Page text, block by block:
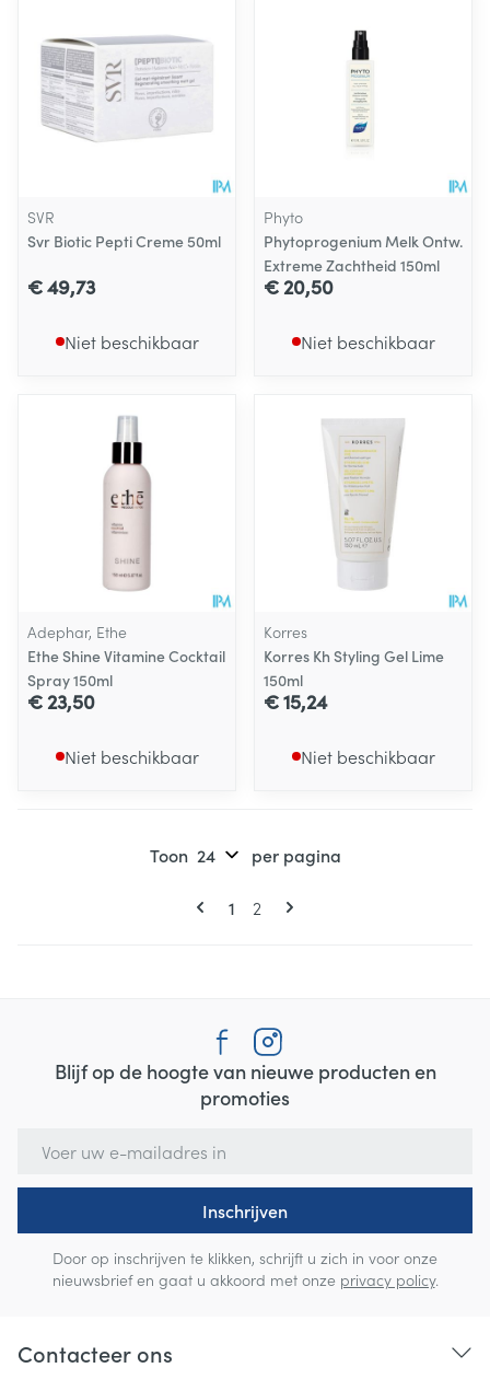
SVR
Svr Biotic Pepti Creme 50ml
€ 49,73
Niet beschikbaar
Phyto
Phytoprogenium Melk Ontw.
Extreme Zachtheid 150ml
€ 20,50
Niet beschikbaar
Adephar, Ethe
Ethe Shine Vitamine Cocktail
Spray 150ml
€ 23,50
Niet beschikbaar
Korres
Korres Kh Styling Gel Lime
150ml
€ 15,24
Niet beschikbaar
Pagina's
U lees momenteel pagina
1 Pagina
2
Toon per pagina
Blijf op de hoogte van nieuwe producten en
promoties
Inschrijven
Door op inschrijven te klikken, schrijft u zich in voor onze
nieuwsbrief en gaat u akkoord met onze privacy policy.
Contacteer ons